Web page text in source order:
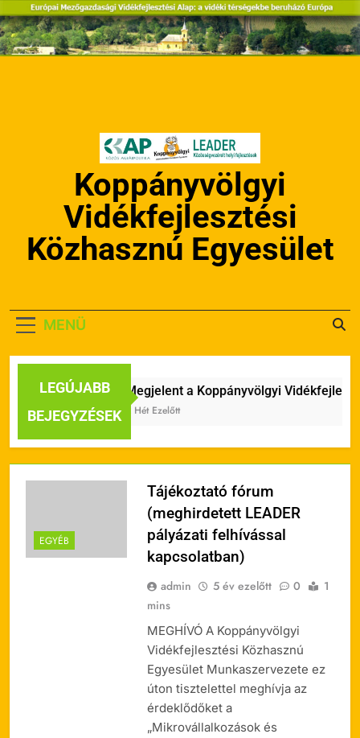
Ugrás
a
tartalomra
Koppányvölgyi
Vidékfejlesztési
Közhasznú Egyesület
MENÜ
LEGÚJABB
BEJEGYZÉSEK
Megjelent a Koppányvölgyi
2 Hét Ezelőtt
EGYÉB
Tájékoztató fórum
(meghirdetett LEADER
pályázati felhívással
kapcsolatban)
admin 5 év ezelőtt 0
1
mins
MEGHÍVÓ A Koppányvölgyi
Vidékfejlesztési Közhasznú
Egyesület Munkaszervezete ez
úton tisztelettel meghívja az
érdeklődőket a
„Mikrovállalkozások és